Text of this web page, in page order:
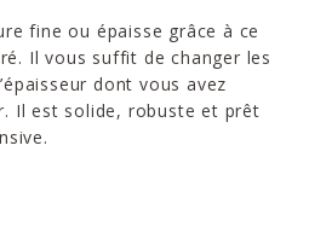
fine ou épaisse grâce à ce
Il vous suffit de changer les
dont vous avez
Il est solide, robuste et prêt